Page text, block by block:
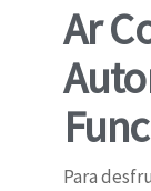
Ar
Para